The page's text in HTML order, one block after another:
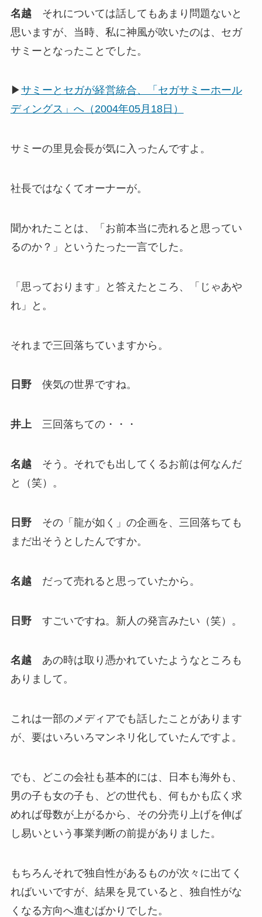
名越それについては話してもあまり問題ないと
思いますが、当時、私に神風が吹いたのは、セガ
サミーとなったことでした。
▶サミーとセガが経営統合、「セガサミーホール
ディングス」へ（2004年05月18日）
サミーの里見会長が気に入ったんですよ。
社長ではなくてオーナーが。
聞かれたことは、「お前本当に売れると思ってい
るのか？」というたった一言でした。
「思っております」と答えたところ、「じゃあや
れ」と。
それまで三回落ちていますから。
日野侠気の世界ですね。
井上三回落ちての・・・
名越そう。それでも出してくるお前は何なんだ
と（笑）。
日野その「龍が如く」の企画を、三回落ちても
まだ出そうとしたんですか。
名越だって売れると思っていたから。
日野すごいですね。新人の発言みたい（笑）。
名越あの時は取り憑かれていたようなところも
ありまして。
これは一部のメディアでも話したことがあります
が、要はいろいろマンネリ化していたんですよ。
でも、どこの会社も基本的には、日本も海外も、
男の子も女の子も、どの世代も、何もかも広く求
めれば母数が上がるから、その分売り上げを伸ば
し易いという事業判断の前提がありました。
もちろんそれで独自性があるものが次々に出てく
ればいいですが、結果を見ていると、独自性がな
くなる方向へ進むばかりでした。